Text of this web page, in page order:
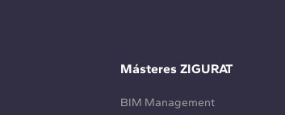
Másteres ZIGURAT
BIM Management